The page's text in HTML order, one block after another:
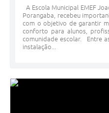
A Escola Municipal EMEF
Porangaba, recebeu
com o objetivo de garantir
conforto para alunos,
comunidade escolar. Entre
instalação...